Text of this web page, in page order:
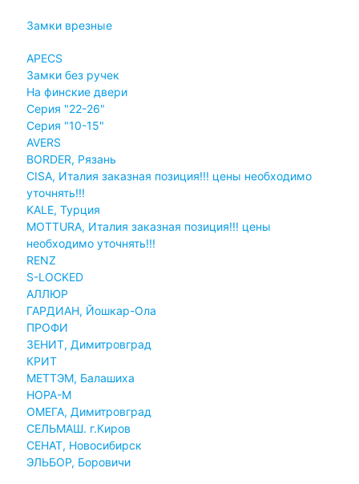
Замки врезные
APECS
Замки без ручек
На финские двери
Серия "22-26"
Серия "10-15"
AVERS
BORDER, Рязань
CISA, Италия заказная позиция!!! цены необходимо
уточнять!!!
KALE, Турция
MOTTURA, Италия заказная позиция!!! цены
необходимо уточнять!!!
RENZ
S-LOCKED
АЛЛЮР
ГАРДИАН, Йошкар-Ола
ПРОФИ
ЗЕНИТ, Димитровград
КРИТ
МЕТТЭМ, Балашиха
НОРА-М
ОМЕГА, Димитровград
СЕЛЬМАШ. г.Киров
СЕНАТ, Новосибирск
ЭЛЬБОР, Боровичи